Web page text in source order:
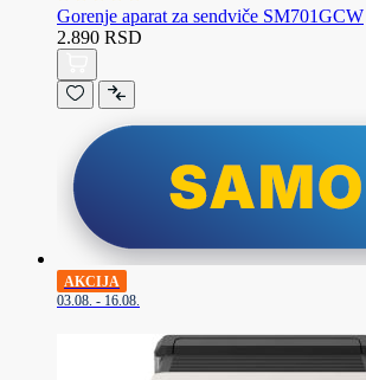
Gorenje aparat za sendviče SM701GCW
2.890 RSD
AKCIJA
03.08. - 16.08.